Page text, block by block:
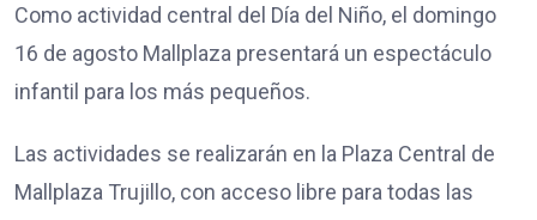
Como actividad central del Día del Niño, el domingo
16 de agosto Mallplaza presentará un espectáculo
infantil para los más pequeños.
Las actividades se realizarán en la Plaza Central de
Mallplaza Trujillo, con acceso libre para todas las